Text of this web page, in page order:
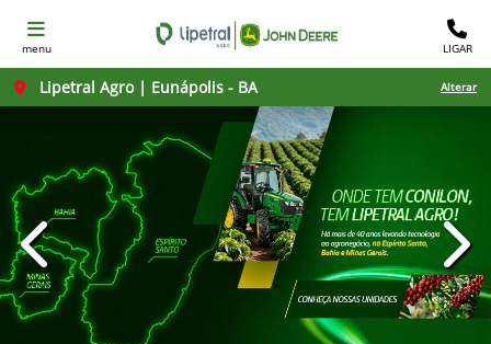
menu LIGAR
Lipetral Agro | Eunápolis - BA Alterar